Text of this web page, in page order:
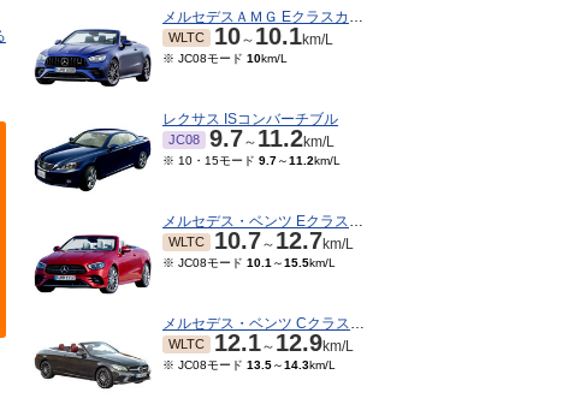
2017/05～2017/07
JC08 12.3km/L
2017/04～2017/04
JC08
メルセデスＡＭＧ Eクラスカブリオレ
WLTC 10～ 10.1km/L
※ JC08モード 10km/L
レクサス ISコンバーチブル
JC08 9.7～ 11.2km/L
※ 10・15モード 9.7～11.2km/L
メルセデス・ベンツ Eクラスカブリオレ
WLTC 10.7～ 12.7km/L
※ JC08モード 10.1 ～15.5km/L
メルセデス・ベンツ Cクラスカブリオレ
WLTC 12.1～ 12.9km/L
※ JC08モード 13.5～14.3km/L